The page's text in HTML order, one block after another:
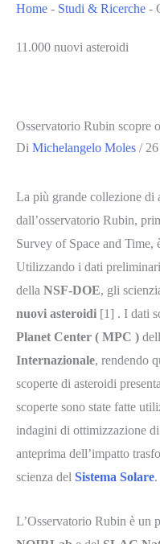
Home - Studi & Ricerche -
11.000 nuovi asteroidi
Osservatorio Rubin scopre
Di Michelangelo Moles /
La più grande collezione di
dall’osservatorio Rubin,
Survey of Space and Time,
Utilizzando i dati
della NSF-DOE, gli
nuovi asteroidi [1] . I dati
Planet Center ( MPC )
Internazionale, rendendo
scoperte di asteroidi
scoperte sono state fatte
indagini di ottimizzazione
anteprima dell’impatto
scienza del Sistema Solare.
L’Osservatorio Rubin è un